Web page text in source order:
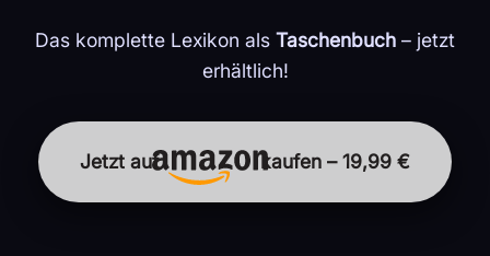
Das komplette Lexikon als Taschenbuch – jetzt
erhältlich!
Jetzt auf kaufen – 19,99 €